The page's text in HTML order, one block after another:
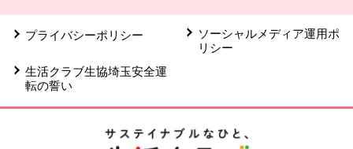
プライバシーポリシー
ソーシャルメディア運用ポ
リシー
生活クラブ生協埼玉安全運
転の誓い